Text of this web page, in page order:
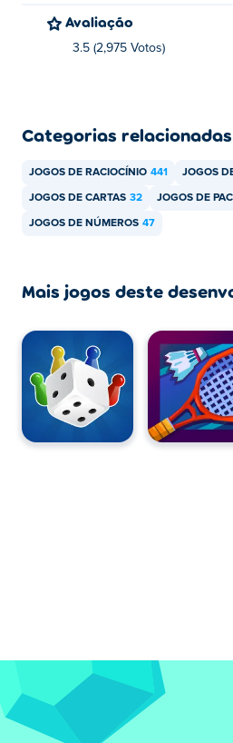
Avaliação
3.5 (2,975 Votos)
Categorias relacionadas
JOGOS DE RACIOCÍNIO 441 JOGOS
JOGOS DE CARTAS 32 JOGOS DE
JOGOS DE NÚMEROS 47
Mais jogos deste